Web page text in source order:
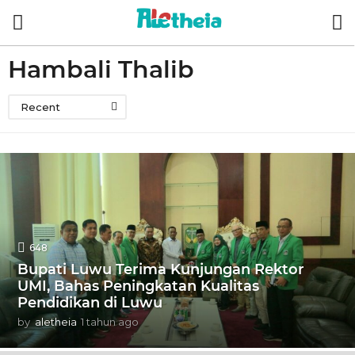
Hambali Thalib
Recent
648
Bupati Luwu Terima Kunjungan Rektor
UMI, Bahas Peningkatan Kualitas
Pendidikan di Luwu
by aletheia 1 tahun ago1
a